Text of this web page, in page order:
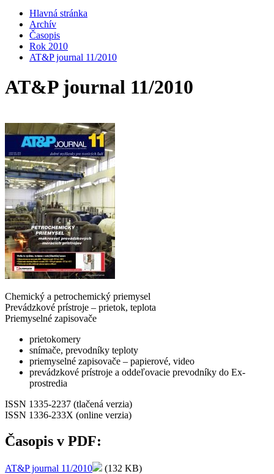
Hlavná stránka
Archív
Časopis
Rok 2010
AT&P journal 11/2010
AT&P journal 11/2010
Chemický a petrochemický priemysel
Prevádzkové prístroje – prietok, teplota
Priemyselné zapisovače
prietokomery
snímače, prevodníky teploty
priemyselné zapisovače – papierové, video
prevádzkové prístroje a oddeľovacie prevodníky do Ex-
prostredia
ISSN 1335-2237 (tlačená verzia)
ISSN 1336-233X (online verzia)
Časopis v PDF:
AT&P journal 11/2010 (132 KB)